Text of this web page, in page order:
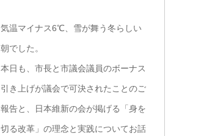
気温マイナス6℃、雪が舞う冬らしい
朝でした。
本日も、市長と市議会議員のボーナス
引き上げが議会で可決されたことのご
報告と、日本維新の会が掲げる「身を
切る改革」の理念と実践についてお話